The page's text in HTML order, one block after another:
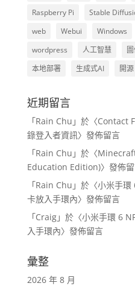
Raspberry Pi Stable
web
Webui Windows
wordpress
人工智慧
本地部署
生成式AI 開源
近期留言
「Rain Chu 」於〈Contact
錄登入者資訊〉發佈留言
「Rain Chu 」於〈
Education Edition)〉發佈
「Rain Chu 」於〈小米手環
卡放入手環內〉發佈留言
「Craig」於〈小米手環 6
入手環內〉發佈留言
彙整
2026 年 8 月